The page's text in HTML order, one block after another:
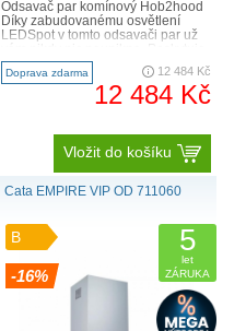
Odsavač par komínový Hob2hood
Díky zabudovanému osvětlení
LEDSpot v tomto odsavači par už
jasné světlo, abyste mě..
Doprava zdarma 12 484 Kč
12 484 Kč
Vložit do košíku
Cata EMPIRE VIP OD 711060
B
-16%
5
let
ZÁRUKA